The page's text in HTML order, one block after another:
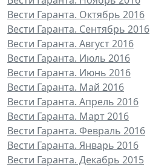
Вести Гаранта. Октябрь 2016
Вести Гаранта. Сентябрь 2016
Вести Гаранта. Август 2016
Вести Гаранта. Июль 2016
Вести Гаранта. Июнь 2016
Вести Гаранта. Май 2016
Вести Гаранта. Апрель 2016
Вести Гаранта. Март 2016
Вести Гаранта. Февраль 2016
Вести Гаранта. Январь 2016
Вести Гаранта. Декабрь 2015